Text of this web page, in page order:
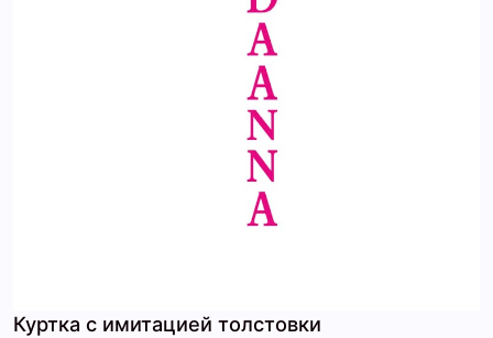
Куртка с имитацией толстовки